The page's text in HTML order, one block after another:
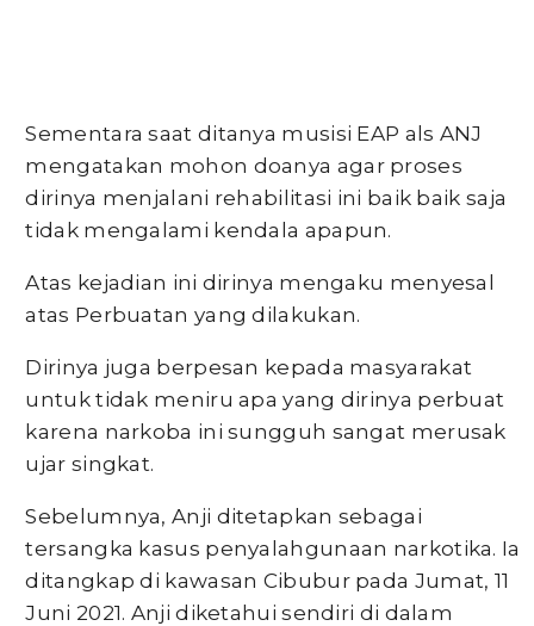
Sementara saat ditanya musisi EAP als ANJ
mengatakan mohon doanya agar proses
dirinya menjalani rehabilitasi ini baik baik saja
tidak mengalami kendala apapun.
Atas kejadian ini dirinya mengaku menyesal
atas Perbuatan yang dilakukan.
Dirinya juga berpesan kepada masyarakat
untuk tidak meniru apa yang dirinya perbuat
karena narkoba ini sungguh sangat merusak
ujar singkat.
Sebelumnya, Anji ditetapkan sebagai
tersangka kasus penyalahgunaan narkotika. Ia
ditangkap di kawasan Cibubur pada Jumat, 11
Juni 2021. Anji diketahui sendiri di dalam